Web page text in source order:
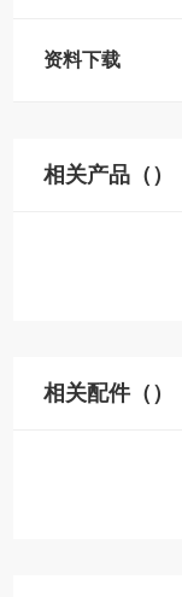
资料下载
相关产品（）
相关配件（）